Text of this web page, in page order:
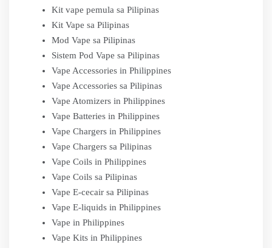
Kit vape pemula sa Pilipinas
Kit Vape sa Pilipinas
Mod Vape sa Pilipinas
Sistem Pod Vape sa Pilipinas
Vape Accessories in Philippines
Vape Accessories sa Pilipinas
Vape Atomizers in Philippines
Vape Batteries in Philippines
Vape Chargers in Philippines
Vape Chargers sa Pilipinas
Vape Coils in Philippines
Vape Coils sa Pilipinas
Vape E-cecair sa Pilipinas
Vape E-liquids in Philippines
Vape in Philippines
Vape Kits in Philippines